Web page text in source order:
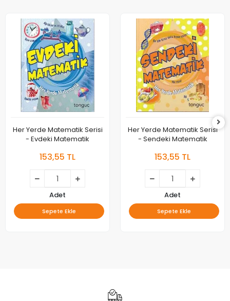
Her Yerde Matematik Serisi
- Evdeki Matematik
153,55 TL
Adet
Sepete Ekle
Her Yerde Matematik Serisi
- Sendeki Matematik
153,55 TL
Adet
Sepete Ekle